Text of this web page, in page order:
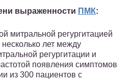
выраженности ПМК:
митральной регургитацией
лет между
регургитации и
появления симптомов
из 300 пациентов с